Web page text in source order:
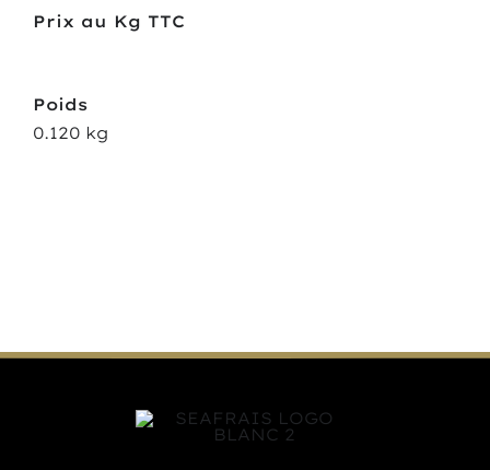
Prix au Kg TTC
Poids
0.120 kg